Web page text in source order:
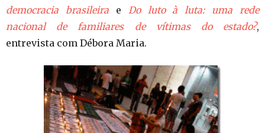
democracia brasileirae
Do luto à luta: uma rede
nacional de familiares de vítimas do estado?,
entrevista com Débora Maria.